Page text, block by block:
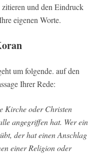
und den Eindruck
eigenen Worte.
um folgende. auf den
Ihrer Rede:
Kirche oder Christen
angegriffen hat. Wer ein
der hat einen Anschlag
einer Religion oder